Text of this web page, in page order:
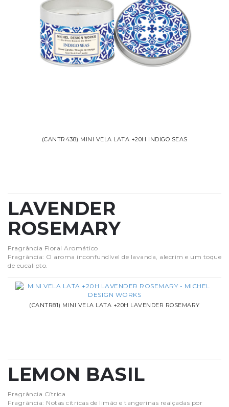
(CANTR438) MINI VELA LATA +20H INDIGO SEAS
LAVENDER
ROSEMARY
Fragrância Floral Aromático
Fragrância: O aroma inconfundível de lavanda, alecrim e um toque
de eucalipto.
(CANTR81) MINI VELA LATA +20H LAVENDER ROSEMARY
LEMON BASIL
Fragrância Cítrica
Fragrância: Notas cítricas de limão e tangerinas realçadas por